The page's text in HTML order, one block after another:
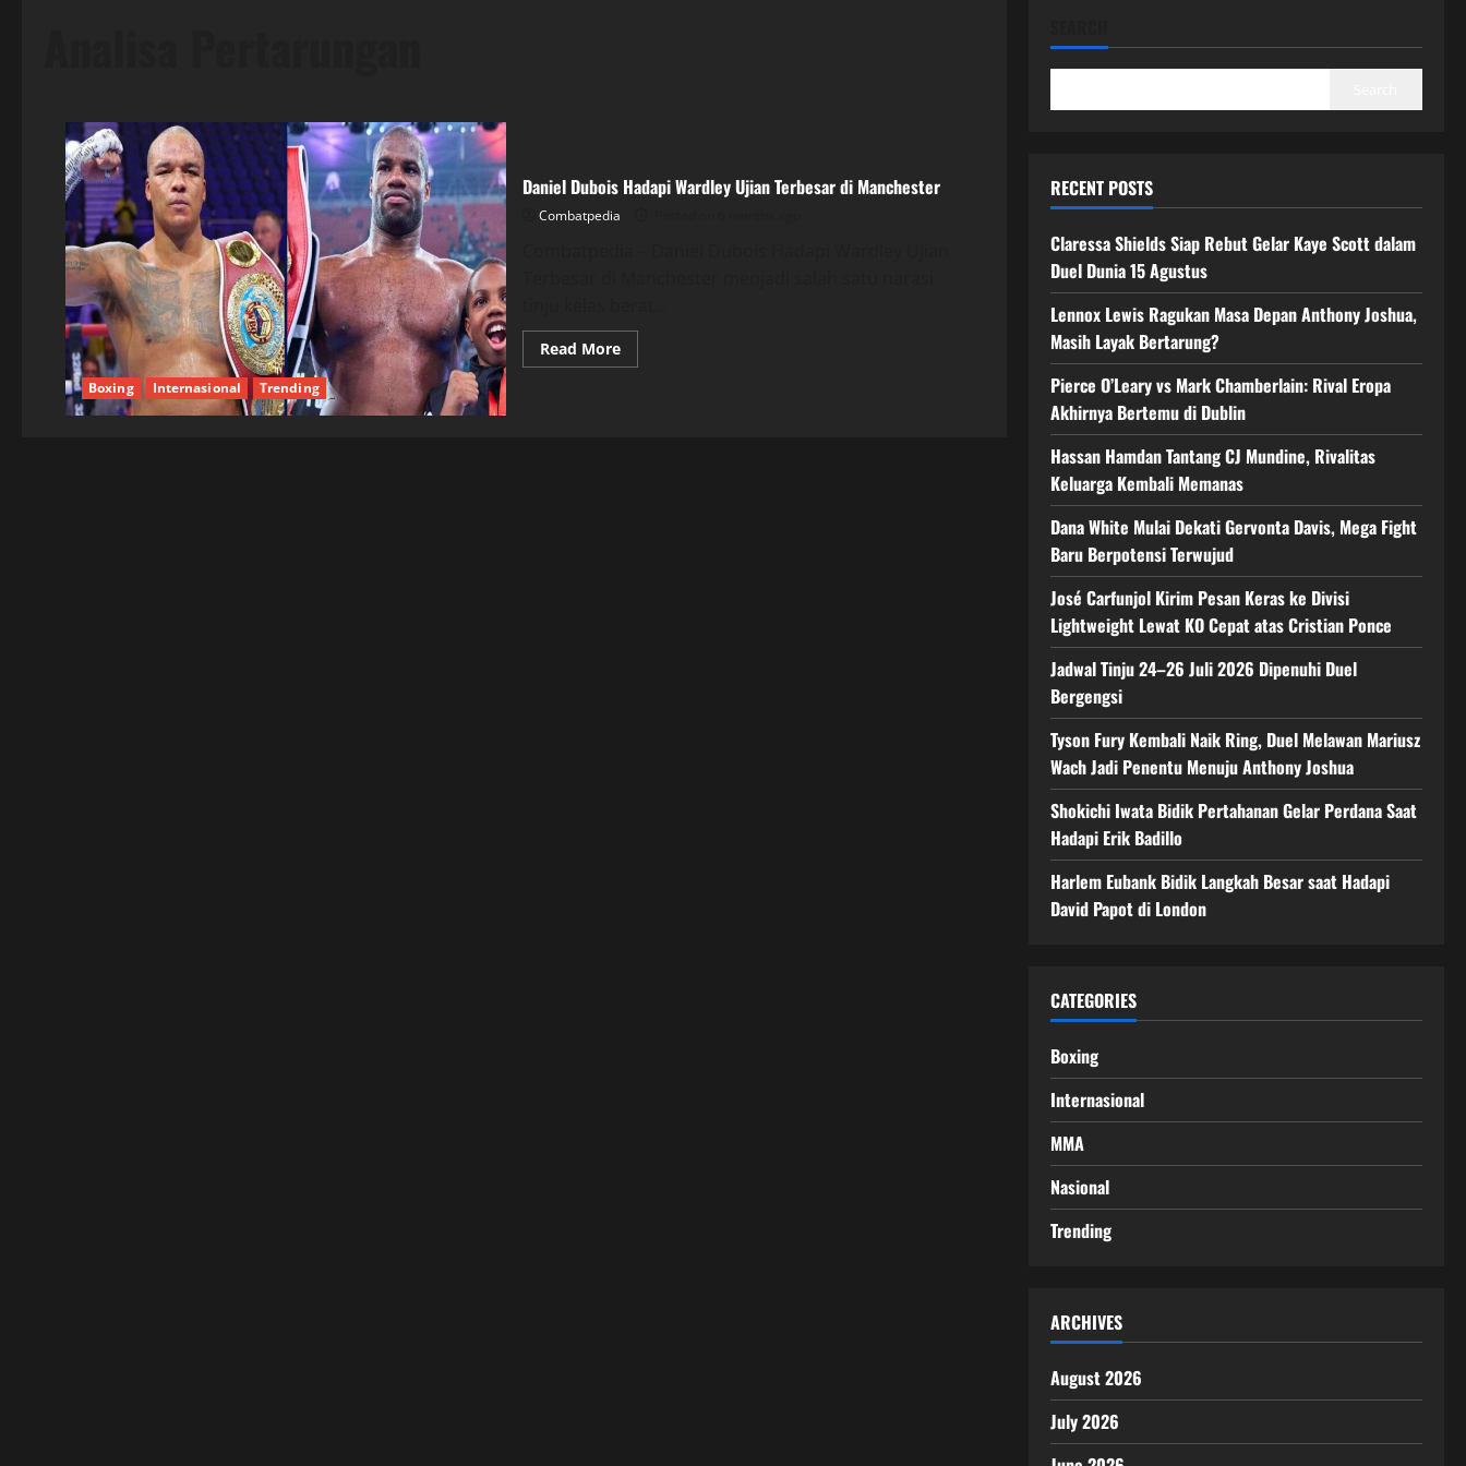
Boxing Internasional Trending
Daniel Dubois Hadapi Wardley Ujian Terbesar di Manchester
Combatpedia
Read MoreRead
more
RECENT POSTS
Claressa Shields Siap Rebut Gelar Kaye Scott dalam
Duel Dunia 15 Agustus
Lennox Lewis Ragukan Masa Depan Anthony Joshua,
Masih Layak Bertarung?
Pierce O’Leary vs Mark Chamberlain: Rival Eropa
Akhirnya Bertemu di Dublin
Hassan Hamdan Tantang CJ Mundine, Rivalitas
Keluarga Kembali Memanas
Dana White Mulai Dekati Gervonta Davis, Mega Fight
Baru Berpotensi Terwujud
José Carfunjol Kirim Pesan Keras ke Divisi
Lightweight Lewat KO Cepat atas Cristian Ponce
Jadwal Tinju 24–26 Juli 2026 Dipenuhi Duel
Bergengsi
Tyson Fury Kembali Naik Ring, Duel Melawan Mariusz
Wach Jadi Penentu Menuju Anthony Joshua
Shokichi Iwata Bidik Pertahanan Gelar Perdana Saat
Hadapi Erik Badillo
Harlem Eubank Bidik Langkah Besar saat Hadapi
David Papot di London
CATEGORIES
Boxing
Internasional
MMA
Nasional
Trending
ARCHIVES
August 2026
July 2026